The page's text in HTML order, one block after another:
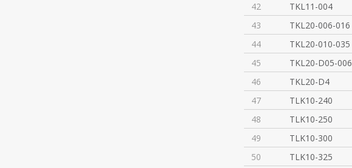
42 TKL11-004
43 TKL20-006-016
44 TKL20-010-035
45 TKL20-D05-006
46 TKL20-D4
47 TLK10-240
48 TLK10-250
49 TLK10-300
50 TLK10-325